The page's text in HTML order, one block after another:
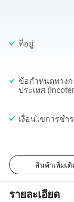
ที่อยู่:
ข้อกำหนดทาง
ประเทศ
เงื่อนไขการชำ
สินค้าเพิ่มเติ
รายละเอียด